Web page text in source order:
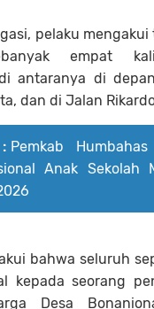
pelaku mengakui
empat
antaranya di
dan di Jalan
Pemkab
Anak Sekolah
bahwa seluruh
kepada seorang
Desa